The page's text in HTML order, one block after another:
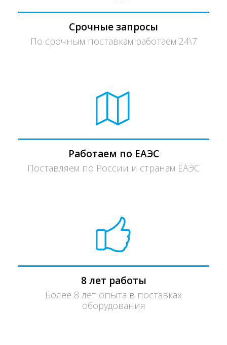
Срочные запросы
По срочным поставкам работаем 24\7
Работаем по ЕАЭС
Поставляем по России и странам ЕАЭС
8 лет работы
Более 8 лет опыта в поставках
оборудования